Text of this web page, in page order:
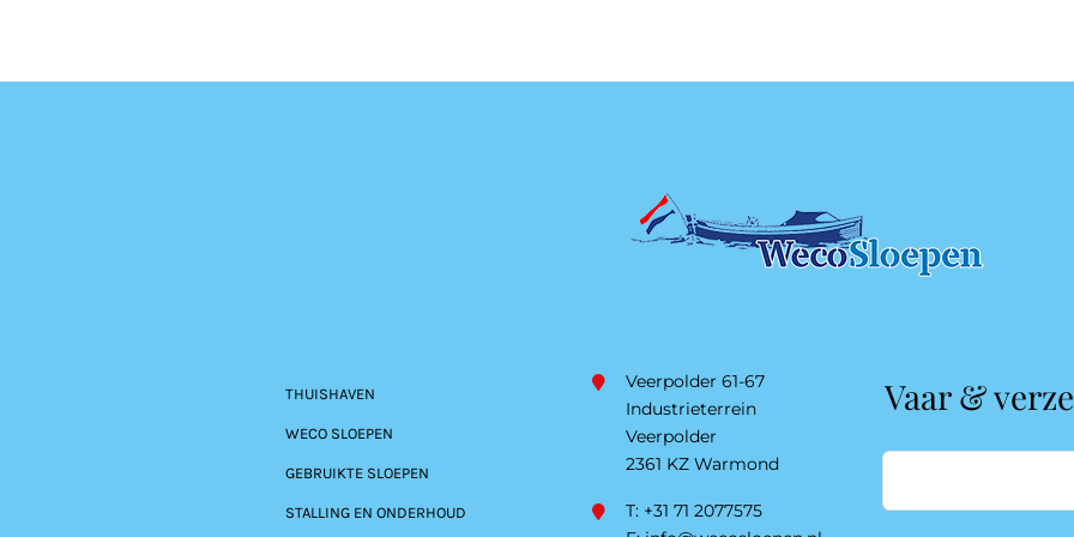
THUISHAVEN
WECO SLOEPEN
GEBRUIKTE SLOEPEN
STALLING EN ONDERHOUD
Veerpolder 61-67
Industrieterrein
Veerpolder
2361 KZ Warmond
T: +31 71 2077575
Vaar &